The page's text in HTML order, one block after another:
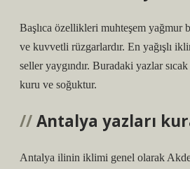
Başlıca özellikleri muhteşem yağmur
ve kuvvetli rüzgarlardır. En yağışlı
seller yaygındır. Buradaki yazlar
kuru ve soğuktur.
Antalya yazları
Antalya ilinin iklimi genel olarak